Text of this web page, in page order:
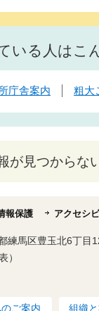
いる人はこ
庁舎案内 粗大
が見つからな
報保護 アクセシ
馬区豊玉北6丁目
）
ご案内 組織